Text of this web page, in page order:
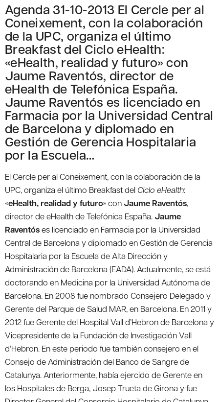
Agenda 31-10-2013 El Cercle per al
Coneixement, con la colaboración
de la UPC, organiza el último
Breakfast del Ciclo eHealth:
«eHealth, realidad y futuro» con
Jaume Raventós, director de
eHealth de Telefónica España.
Jaume Raventós es licenciado en
Farmacia por la Universidad Central
de Barcelona y diplomado en
Gestión de Gerencia Hospitalaria
por la Escuela…
El Cercle per al Coneixement, con la colaboración de la
UPC, organiza el último Breakfast del Ciclo eHealth:
«eHealth, realidad y futuro» con Jaume Raventós,
director de eHealth de Telefónica España. Jaume
Raventóses licenciado en Farmacia por la Universidad
Central de Barcelona y diplomado en Gestión de Gerencia
Hospitalaria por la Escuela de Alta Dirección y
Administración de Barcelona (EADA). Actualmente, se está
doctorando en Medicina por la Universidad Autónoma de
Barcelona. En 2008 fue nombrado Consejero Delegado y
Gerente del Parque de Salud MAR, en Barcelona. En 2011 y
2012 fue Gerente del Hospital Vall d’Hebron de Barcelona y
Vicepresidente de la Fundación de Investigación Vall
d’Hebron. En este periodo fue también consejero en el
Consejo de Administración del Banco de Sangre de
Catalunya. Anteriormente, había ejercido de Gerente en
los Hospitales de Berga, Josep Trueta de Girona y fue